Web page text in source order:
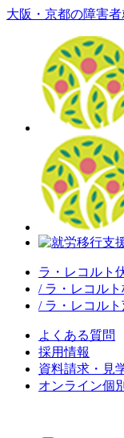
大阪・京都の障害
ラ・レコルト
/ ラ・レコルト
/ ラ・レコルト
よくある質問
採用情報
資料請求・見
オンライン個